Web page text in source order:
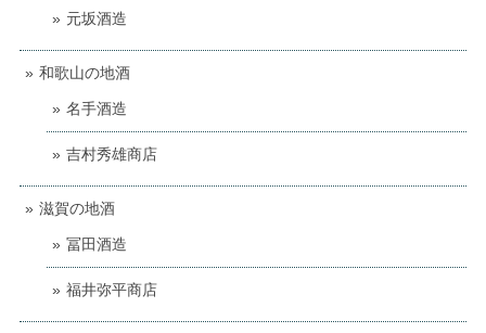
元坂酒造
和歌山の地酒
名手酒造
吉村秀雄商店
滋賀の地酒
冨田酒造
福井弥平商店